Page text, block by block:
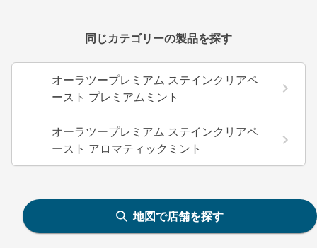
同じカテゴリーの製品を探す
オーラツープレミアム ステインクリアペ
ースト プレミアムミント
オーラツープレミアム ステインクリアペ
ースト アロマティックミント
地図で店舗を探す